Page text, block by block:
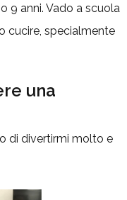
9 anni. Vado a scuola
cucire, specialmente
una
di divertirmi molto e